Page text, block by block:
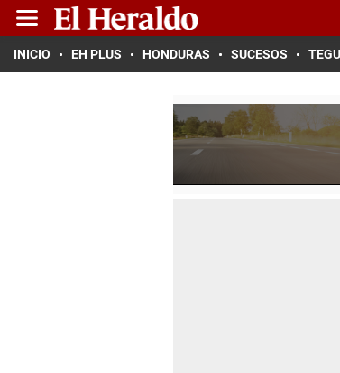
INICIO EH PLUS HONDURAS SUCESOS